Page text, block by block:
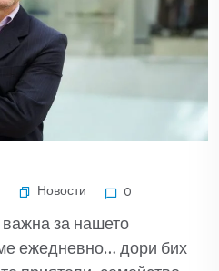
Новости 0
важна за нашето
ежедневно… дори бих